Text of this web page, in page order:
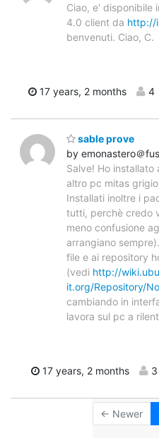
Ciao, e' disponibile
4.0 client da http://
benvenuti. Ciao, C.
17 years, 2 months 4
sable prove
by emonastero＠
Salve! Ho installato
altro pc mitas
Installati inoltre i
tutti, perchè credo
meno confusione
arrangiano
file e ai repository
(vedi http://
it.org/Repository/
cambiando in
lavora sul pc a
17 years, 2 months 3
← Newer